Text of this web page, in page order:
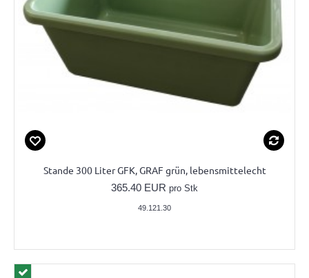
Stande 300 Liter GFK, GRAF grün, lebensmittelecht
365.40 EUR pro Stk
49.121.30